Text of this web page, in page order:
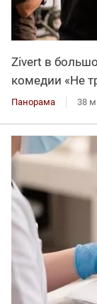
Zivert в
комедии «Не
Панорама 38